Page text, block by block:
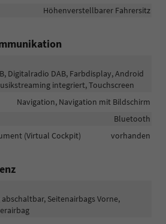
Höhenverstellbarer Fahrersitz
Digitalradio DAB, Farbdisplay, Android
integriert, Touchscreen
Navigation, Navigation mit Bildschirm
Bluetooth
(Virtual Cockpit)
vorhanden
Seitenairbags Vorne,